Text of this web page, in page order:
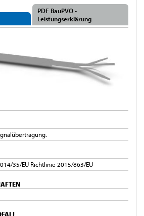
PDF BauPVO -
Leistungserklärung
35/EU Richtlinie 2015/863/EU